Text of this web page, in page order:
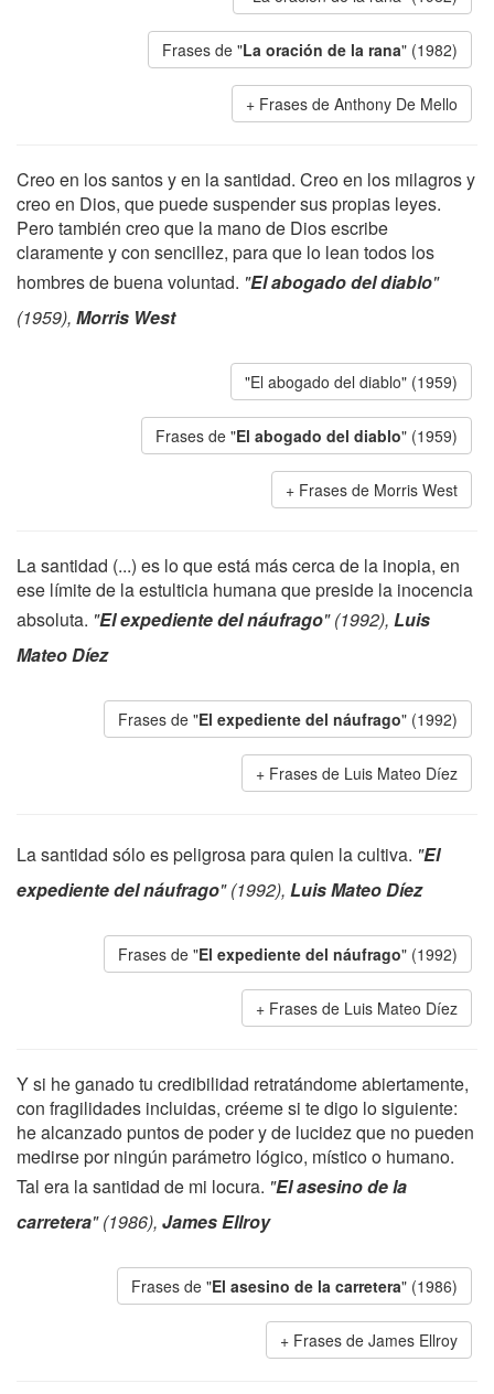
Frases de "La oración de la rana" (1982)
Frases de Anthony De Mello
Creo en los santos y en la santidad. Creo en los milagros y
creo en Dios, que puede suspender sus propias leyes.
Pero también creo que la mano de Dios escribe
claramente y con sencillez, para que lo lean todos los
hombres de buena voluntad. "El abogado del diablo"
(1959), Morris West
"El abogado del diablo" (1959)
Frases de "El abogado del diablo" (1959)
Frases de Morris West
La santidad (...) es lo que está más cerca de la inopia, en
ese límite de la estulticia humana que preside la inocencia
absoluta. "El expediente del náufrago" (1992), Luis
Mateo Díez
Frases de "El expediente del náufrago" (1992)
Frases de Luis Mateo Díez
La santidad sólo es peligrosa para quien la cultiva. "El
expediente del náufrago" (1992), Luis Mateo Díez
Frases de "El expediente del náufrago" (1992)
Frases de Luis Mateo Díez
Y si he ganado tu credibilidad retratándome abiertamente,
con fragilidades incluidas, créeme si te digo lo siguiente:
he alcanzado puntos de poder y de lucidez que no pueden
medirse por ningún parámetro lógico, místico o humano.
Tal era la santidad de mi locura. "El asesino de la
carretera" (1986), James Ellroy
Frases de "El asesino de la carretera" (1986)
Frases de James Ellroy